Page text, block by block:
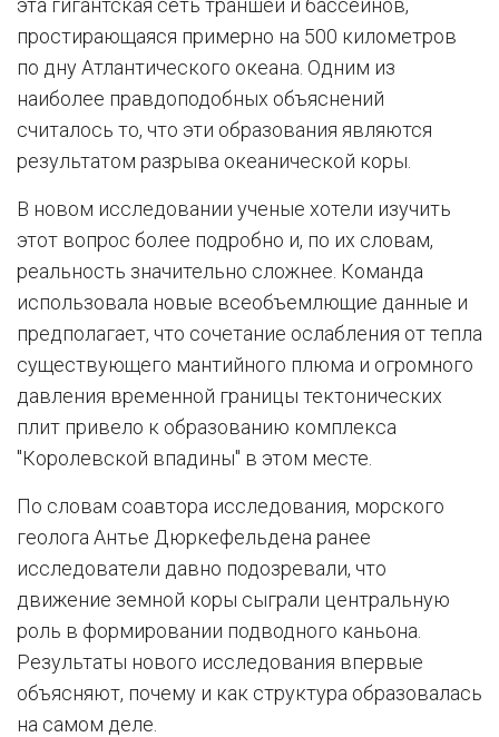
эта гигантская сеть траншей и бассейнов,
простирающаяся примерно на 500 километров
по дну Атлантического океана. Одним из
наиболее правдоподобных объяснений
считалось то, что эти образования являются
результатом разрыва океанической коры.
В новом исследовании ученые хотели изучить
этот вопрос более подробно и, по их словам,
реальность значительно сложнее. Команда
использовала новые всеобъемлющие данные и
предполагает, что сочетание ослабления от тепла
существующего мантийного плюма и огромного
давления временной границы тектонических
плит привело к образованию комплекса
"Королевской впадины" в этом месте.
По словам соавтора исследования, морского
геолога Антье Дюркефельдена ранее
исследователи давно подозревали, что
движение земной коры сыграли центральную
роль в формировании подводного каньона.
Результаты нового исследования впервые
объясняют, почему и как структура образовалась
на самом деле.